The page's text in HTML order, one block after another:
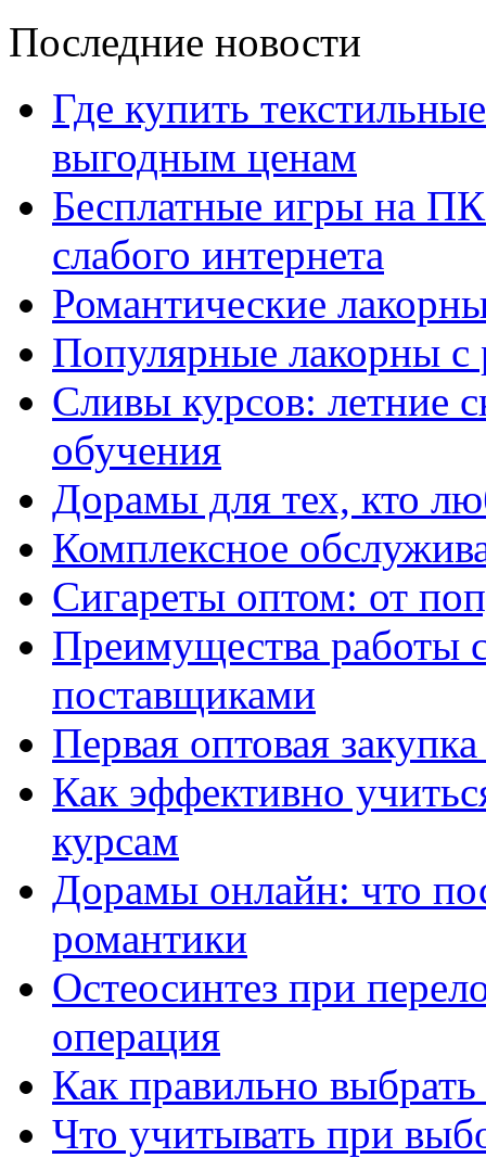
Последние новости
Где купить
выгодным ценам
Бесплатные игры на
слабого интернета
Романтические
Популярные лакорны с
Сливы курсов: летние
обучения
Дорамы для тех, кто
Комплексное
Сигареты оптом: от
Преимущества работы
поставщиками
Первая оптовая
Как эффективно
курсам
Дорамы онлайн: что
романтики
Остеосинтез при
операция
Как правильно
Что учитывать при